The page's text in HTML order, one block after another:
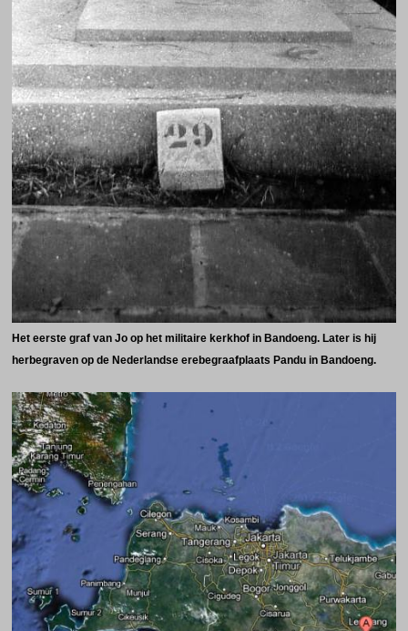
Het eerste graf van Jo op het militaire kerkhof in Bandoeng. Later is hij
herbegraven op de Nederlandse erebegraafplaats Pandu in Bandoeng.